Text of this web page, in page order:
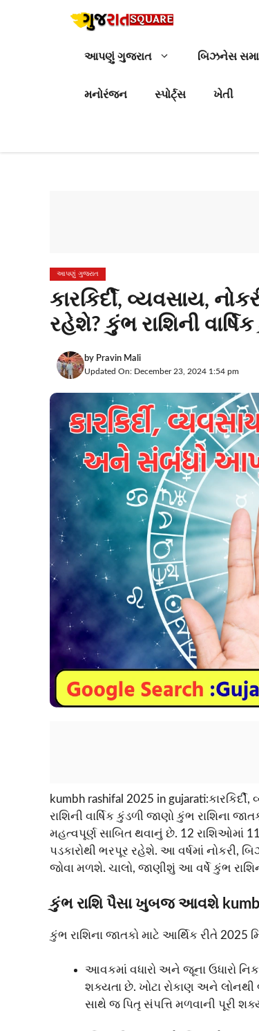
આપણું ગુજરાત બિઝનેસ
મનોરંજન સ્પોર્ટ્સ ખેતી
આપણું ગુજરાત
કારકિર્દી, વ્યવસાય,
રહેશે? કુંભ રાશિની
by Pravin Mali
Updated On: December 23, 2024 1:54 pm
kumbh rashifal 2025 in
રાશિની વાર્ષિક કુંડળી જાણો કુંભ રાશિના
મહત્વપૂર્ણ સાબિત થવાનું છે. 12 રાશિઓમાં
પડકારોથી ભરપૂર રહેશે. આ વર્ષમાં નોકરી,
જોવા મળશે. ચાલો, જાણીશું આ વર્ષે કુંભ
કુંભ રાશિ પૈસા ખુબજ આવશે
કુંભ રાશિના જાતકો માટે આર્થિક રીતે 2025
આવકમાં વધારો અને જૂના ઉધારો
શક્યતા છે. ખોટા રોકાણ અને
સાથે જ પિતૃ સંપત્તિ મળવાની પૂરી